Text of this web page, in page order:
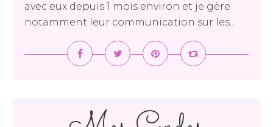
avec eux depuis 1 mois environ et je gère
notamment leur communication sur les...